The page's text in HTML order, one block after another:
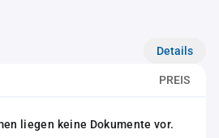
Details
PREIS
liegen keine Dokumente vor.